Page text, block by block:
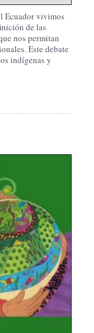
Ecuador vivimos
de las
nos permitan
Este debate
indígenas y